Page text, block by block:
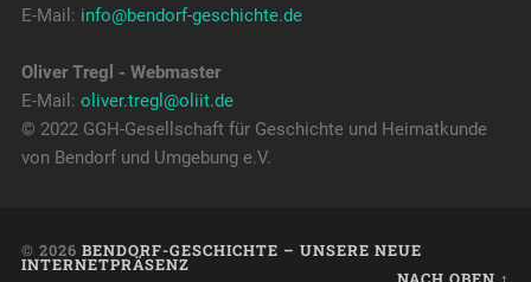
E-Mail: info@bendorf-geschichte.de
Oliver Tregl - Webmaster
E-Mail: oliver.tregl@oliit.de
© 2022 GGH-Gesellschaft für Geschichte und Heimatkunde
von Bendorf und Umgebung e.V.
© 2026 BENDORF-GESCHICHTE – UNSERE NEUE
INTERNETPRÄSENZ